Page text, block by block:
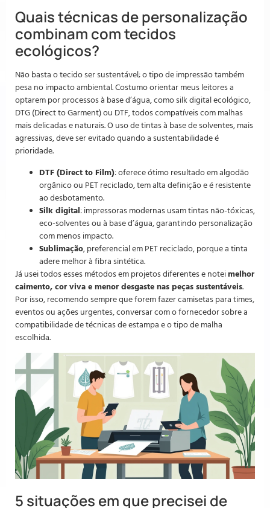
Quais técnicas de personalização
combinam com tecidos
ecológicos?
Não basta o tecido ser sustentável; o tipo de impressão também
pesa no impacto ambiental. Costumo orientar meus leitores a
optarem por processos à base d’água, como silk digital ecológico,
DTG (Direct to Garment) ou DTF, todos compatíveis com malhas
mais delicadas e naturais. O uso de tintas à base de solventes, mais
agressivas, deve ser evitado quando a sustentabilidade é
prioridade.
DTF (Direct to Film): oferece ótimo resultado em algodão
orgânico ou PET reciclado, tem alta definição e é resistente
ao desbotamento.
Silk digital: impressoras modernas usam tintas não-tóxicas,
eco-solventes ou à base d’água, garantindo personalização
com menos impacto.
Sublimação, preferencial em PET reciclado, porque a tinta
adere melhor à fibra sintética.
Já usei todos esses métodos em projetos diferentes e noteimelhor
caimento, cor viva e menor desgaste nas peças sustentáveis.
Por isso, recomendo sempre que forem fazer camisetas para times,
eventos ou ações urgentes, conversar com o fornecedor sobre a
compatibilidade de técnicas de estampa e o tipo de malha
escolhida.
5 situações em que precisei de